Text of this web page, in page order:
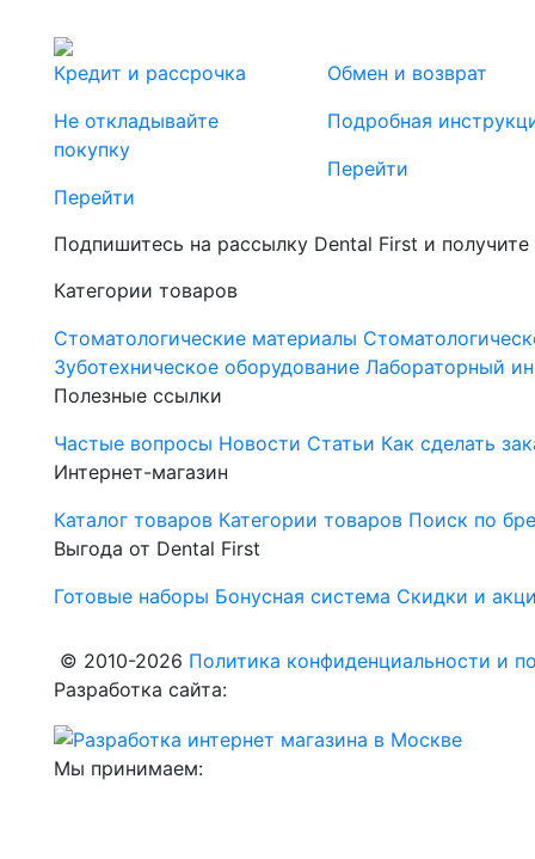
Кредит и рассрочка
Не откладывайте
покупку
Перейти
Обмен и возврат
Подробная
Перейти
Подпишитесь на рассылку Dental First и
Категории товаров
Стоматологические материалы
Зуботехническое оборудование Лабораторный
Полезные ссылки
Частые вопросы Новости Статьи Как сделать
Интернет-магазин
Каталог товаров Категории товаров Поиск по
Выгода от Dental First
Готовые наборы Бонусная система Скидки и
© 2010-2026 Политика конфиденциальности и
Разработка сайта:
Мы принимаем: